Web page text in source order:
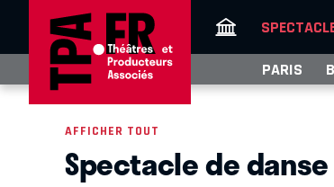
PARIS
AFFICHER TOUT
Spectacle de